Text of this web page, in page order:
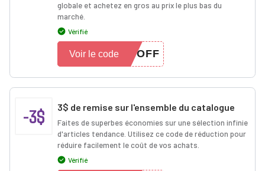
globale et achetez en gros au prix le plus bas du
marché.
Vérifié
0OFF
Voir le code
-3$ 3$ de remise sur l'ensemble du catalogue
Faites de superbes économies sur une sélection infinie
d'articles tendance. Utilisez ce code de réduction pour
réduire facilement le coût de vos achats.
Vérifié